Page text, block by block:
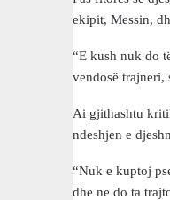
ekipit, Messin,
“E kush nuk do
vendosë trajneri,
Ai gjithashtu
ndeshjen e
“Nuk e kuptoj
dhe ne do ta